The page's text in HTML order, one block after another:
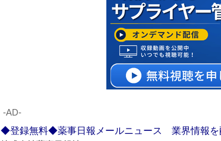
‐AD‐
◆登録無料◆薬事日報メールニュース 業界情報を